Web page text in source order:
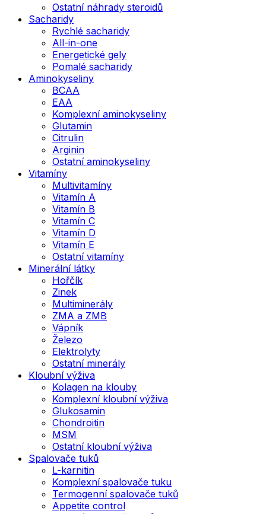
Ostatní náhrady steroidů
Sacharidy
Rychlé sacharidy
All-in-one
Energetické gely
Pomalé sacharidy
Aminokyseliny
BCAA
EAA
Komplexní aminokyseliny
Glutamin
Citrulin
Arginin
Ostatní aminokyseliny
Vitamíny
Multivitamíny
Vitamín A
Vitamín B
Vitamín C
Vitamín D
Vitamín E
Ostatní vitamíny
Minerální látky
Hořčík
Zinek
Multiminerály
ZMA a ZMB
Vápník
Železo
Elektrolyty
Ostatní minerály
Kloubní výživa
Kolagen na klouby
Komplexní kloubní výživa
Glukosamin
Chondroitin
MSM
Ostatní kloubní výživa
Spalovače tuků
L-karnitin
Komplexní spalovače tuku
Termogenní spalovače tuků
Appetite control